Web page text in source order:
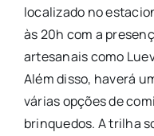
localizado no
às 20h com a
artesanais como
Além disso, haverá
várias opções de
brinquedos. A trilha